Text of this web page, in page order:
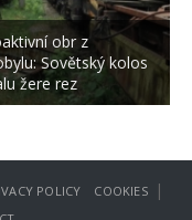
obr z
Sovětský kolos
žere rez
POLICY COOKIES |